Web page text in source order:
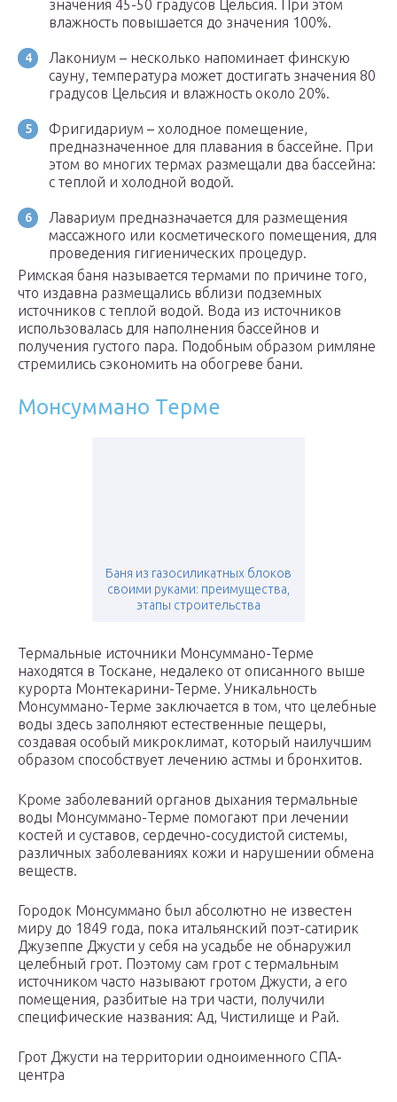
значения 45-50 градусов Цельсия. При этом
влажность повышается до значения 100%.
Лакониум – несколько напоминает финскую
сауну, температура может достигать значения 80
градусов Цельсия и влажность около 20%.
Фригидариум – холодное помещение,
предназначенное для плавания в бассейне. При
этом во многих термах размещали два бассейна:
с теплой и холодной водой.
Лавариум предназначается для размещения
массажного или косметического помещения, для
проведения гигиенических процедур.
Римская баня называется термами по причине того,
что издавна размещались вблизи подземных
источников с теплой водой. Вода из источников
использовалась для наполнения бассейнов и
получения густого пара. Подобным образом римляне
стремились сэкономить на обогреве бани.
Монсуммано Терме
Баня из газосиликатных блоков
своими руками: преимущества,
этапы строительства
Термальные источники Монсуммано-Терме
находятся в Тоскане, недалеко от описанного выше
курорта Монтекарини-Терме. Уникальность
Монсуммано-Терме заключается в том, что целебные
воды здесь заполняют естественные пещеры,
создавая особый микроклимат, который наилучшим
образом способствует лечению астмы и бронхитов.
Кроме заболеваний органов дыхания термальные
воды Монсуммано-Терме помогают при лечении
костей и суставов, сердечно-сосудистой системы,
различных заболеваниях кожи и нарушении обмена
веществ.
Городок Монсуммано был абсолютно не известен
миру до 1849 года, пока итальянский поэт-сатирик
Джузеппе Джусти у себя на усадьбе не обнаружил
целебный грот. Поэтому сам грот с термальным
источником часто называют гротом Джусти, а его
помещения, разбитые на три части, получили
специфические названия: Ад, Чистилище и Рай.
Грот Джусти на территории одноименного СПА-
центра